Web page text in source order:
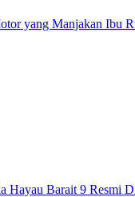
yang Manjakan Ibu
Hayau Barait 9 Resmi